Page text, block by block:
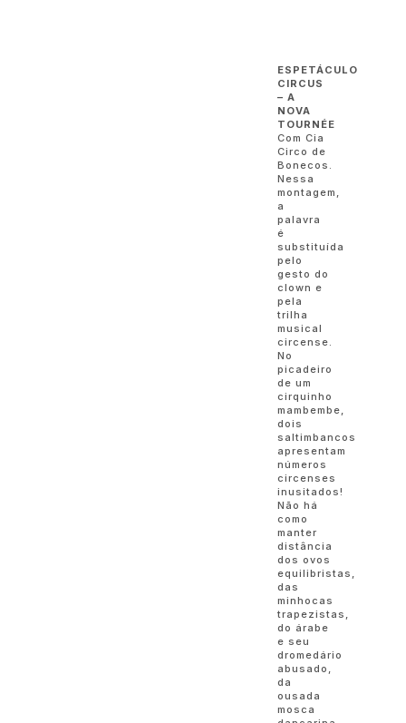
ESPETÁCULO
CIRCUS
– A
NOVA
TOURNÉE
Com Cia
Circo de
Bonecos.
Nessa
montagem,
a
palavra
é
substituída
pelo
gesto do
clown e
pela
trilha
musical
circense.
No
picadeiro
de um
cirquinho
mambembe,
dois
saltimbancos
apresentam
números
circenses
inusitados!
Não há
como
manter
distância
dos ovos
equilibristas,
das
minhocas
trapezistas,
do árabe
e seu
dromedário
abusado,
da
ousada
mosca